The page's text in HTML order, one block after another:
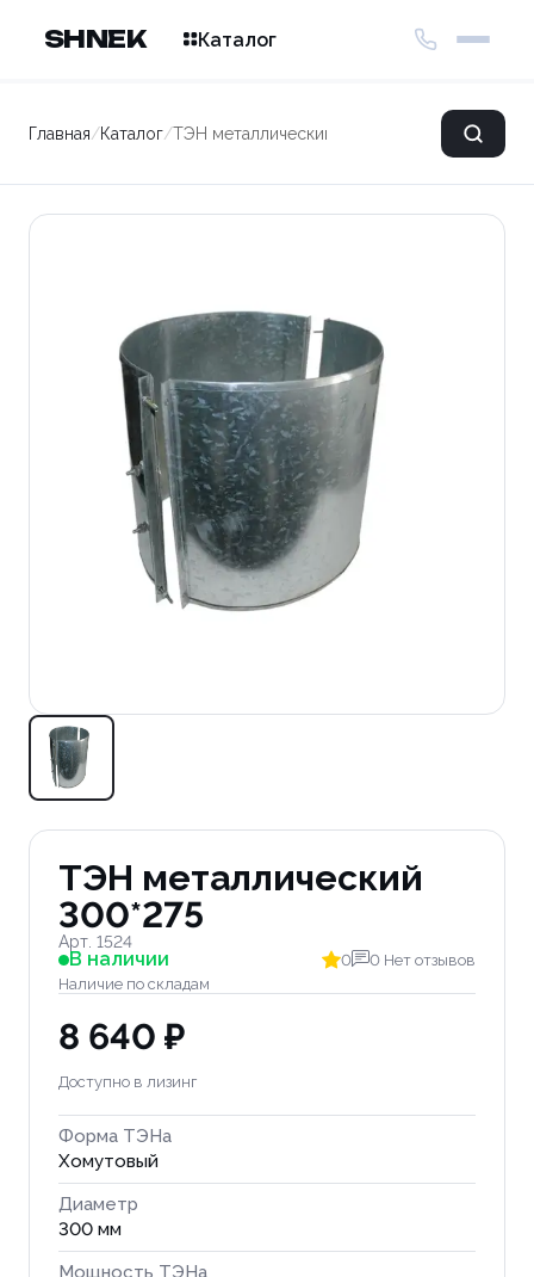
SHNEK Каталог
Главная/Каталог/ТЭН металлический 300*275
ТЭН металлический
300*275
Арт. 1524
В наличии
Наличие по складам
0 0 Нет отзывов
8 640 ₽
Доступно в лизинг
Форма ТЭНа
Хомутовый
Диаметр
300 мм
Мощность ТЭНа